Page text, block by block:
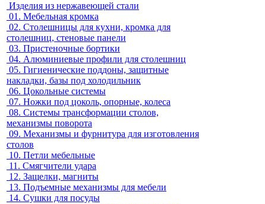
Изделия из нержавеющей стали
01. Мебельная кромка
02. Столешницы для кухни, кромка для
столешниц, стеновые панели
03. Пристеночные бортики
04. Алюминиевые профили для столешниц
05. Гигиенические поддоны, защитные
накладки, базы под холодильник
06. Цокольные системы
07. Ножки под цоколь, опорные, колеса
08. Системы трансформации столов,
механизмы поворота
09. Механизмы и фурнитура для изготовления
столов
10. Петли мебельные
11. Смягчители удара
12. Защелки, магниты
13. Подъемные механизмы для мебели
14. Сушки для посуды